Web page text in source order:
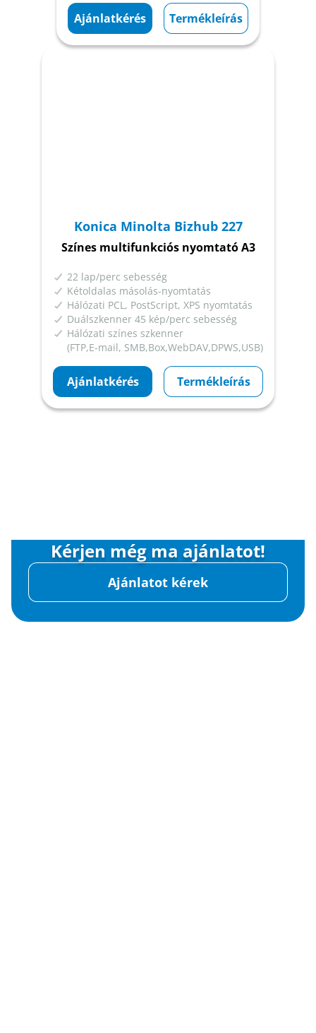
Ajánlatkérés Termékleírás
Konica Minolta Bizhub 227
Színes multifunkciós nyomtató A3
22 lap/perc sebesség
Kétoldalas másolás-nyomtatás
Hálózati PCL, PostScript, XPS nyomtatás
Duálszkenner 45 kép/perc sebesség
Hálózati színes szkenner
(FTP,E-mail, SMB,Box,WebDAV,DPWS,USB)
Ajánlatkérés Termékleírás
Kérjen még ma ajánlatot!
Ajánlatot kérek